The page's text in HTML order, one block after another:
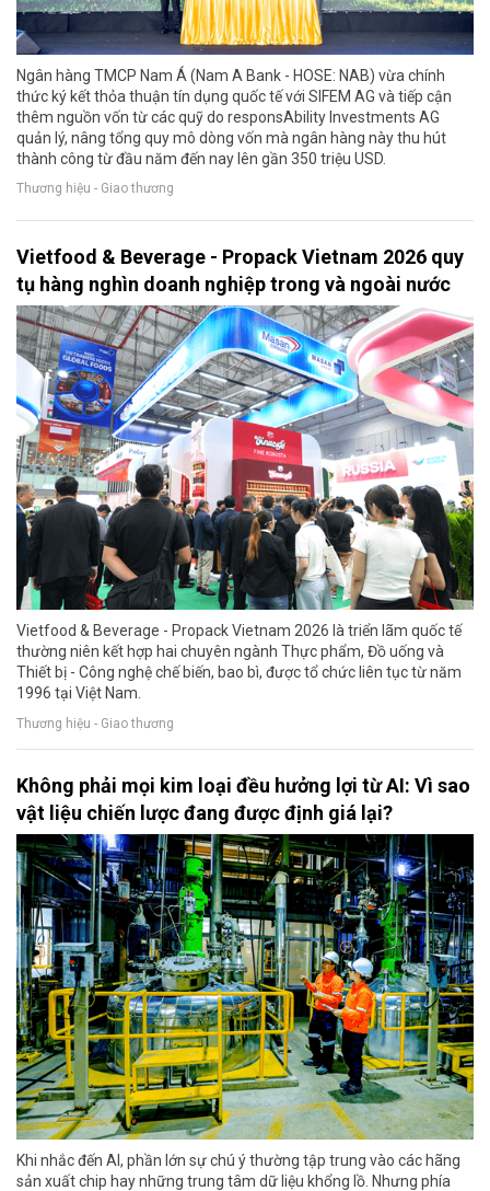
Ngân hàng TMCP Nam Á (Nam A Bank - HOSE: NAB) vừa chính
thức ký kết thỏa thuận tín dụng quốc tế với SIFEM AG và tiếp cận
thêm nguồn vốn từ các quỹ do responsAbility Investments AG
quản lý, nâng tổng quy mô dòng vốn mà ngân hàng này thu hút
thành công từ đầu năm đến nay lên gần 350 triệu USD.
Thương hiệu - Giao thương
Vietfood & Beverage - Propack Vietnam 2026 quy
tụ hàng nghìn doanh nghiệp trong và ngoài nước
Vietfood & Beverage - Propack Vietnam 2026 là triển lãm quốc tế
thường niên kết hợp hai chuyên ngành Thực phẩm, Đồ uống và
Thiết bị - Công nghệ chế biến, bao bì, được tổ chức liên tục từ năm
1996 tại Việt Nam.
Thương hiệu - Giao thương
Không phải mọi kim loại đều hưởng lợi từ AI: Vì sao
vật liệu chiến lược đang được định giá lại?
Khi nhắc đến AI, phần lớn sự chú ý thường tập trung vào các hãng
sản xuất chip hay những trung tâm dữ liệu khổng lồ. Nhưng phía